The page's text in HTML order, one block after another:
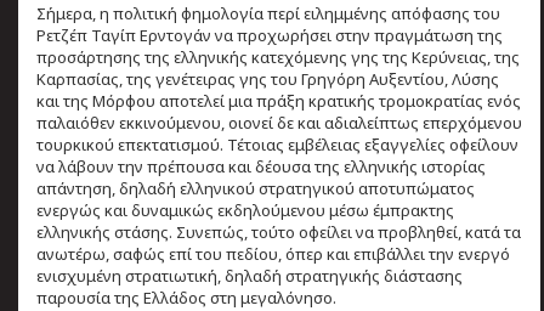
Σήμερα, η πολιτική φημολογία περί ειλημμένης απόφασης του
Ρετζέπ Ταγίπ Ερντογάν να προχωρήσει στην πραγμάτωση της
προσάρτησης της ελληνικής κατεχόμενης γης της Κερύνειας, της
Καρπασίας, της γενέτειρας γης του Γρηγόρη Αυξεντίου, Λύσης
και της Μόρφου αποτελεί μια πράξη κρατικής τρομοκρατίας ενός
παλαιόθεν εκκινούμενου, οιονεί δε και αδιαλείπτως επερχόμενου
τουρκικού επεκτατισμού. Τέτοιας εμβέλειας εξαγγελίες οφείλουν
να λάβουν την πρέπουσα και δέουσα της ελληνικής ιστορίας
απάντηση, δηλαδή ελληνικού στρατηγικού αποτυπώματος
ενεργώς και δυναμικώς εκδηλούμενου μέσω έμπρακτης
ελληνικής στάσης. Συνεπώς, τούτο οφείλει να προβληθεί, κατά τα
ανωτέρω, σαφώς επί του πεδίου, όπερ και επιβάλλει την ενεργό
ενισχυμένη στρατιωτική, δηλαδή στρατηγικής διάστασης
παρουσία της Ελλάδος στη μεγαλόνησο.